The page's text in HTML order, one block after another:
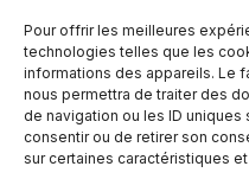
Pour offrir les meilleures
technologies telles que les
informations des appareils. Le
nous permettra de traiter des
de navigation ou les ID
consentir ou de retirer son
sur certaines caractéristiques
H1Y